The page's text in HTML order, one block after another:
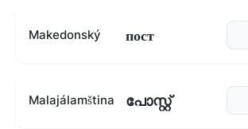
Makedonský пост
Malajálamština പോസ്റ്റ്